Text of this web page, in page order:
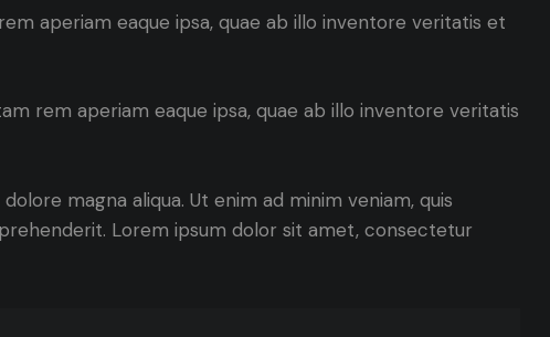
aperiam eaque ipsa, quae ab illo inventore veritatis et
rem aperiam eaque ipsa, quae ab illo inventore veritatis
magna aliqua. Ut enim ad minim veniam, quis
Lorem ipsum dolor sit amet, consectetur